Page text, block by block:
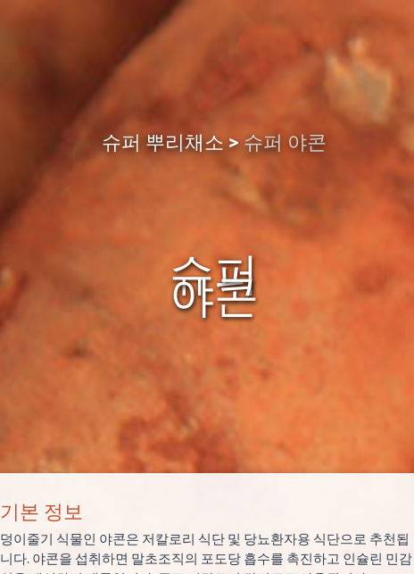
슈퍼 뿌리채소 슈퍼 야콘
슈퍼
야콘
기본 정보
덩이줄기 식물인 야콘은 저칼로리 식단 및 당뇨환자용 식단으로 추천됩
니다. 야콘을 섭취하면 말초조직의 포도당 흡수를 촉진하고 인슐린 민감